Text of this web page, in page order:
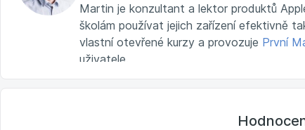
Martin je konzultant a lektor produktů
školám používat jejich zařízení efektivně
vlastní otevřené kurzy a provozuje První
uživatele.